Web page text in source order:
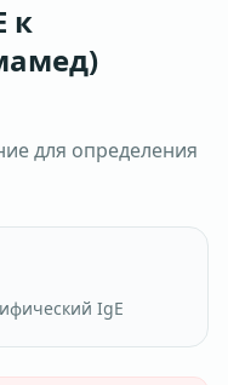
к
для определения
IgE